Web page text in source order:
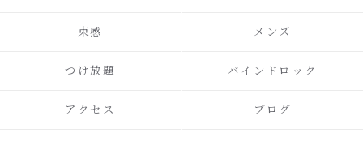
束感 メンズ
つけ放題 バインドロック
アクセス ブログ